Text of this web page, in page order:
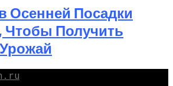
Осенней Посадки
Чтобы Получить